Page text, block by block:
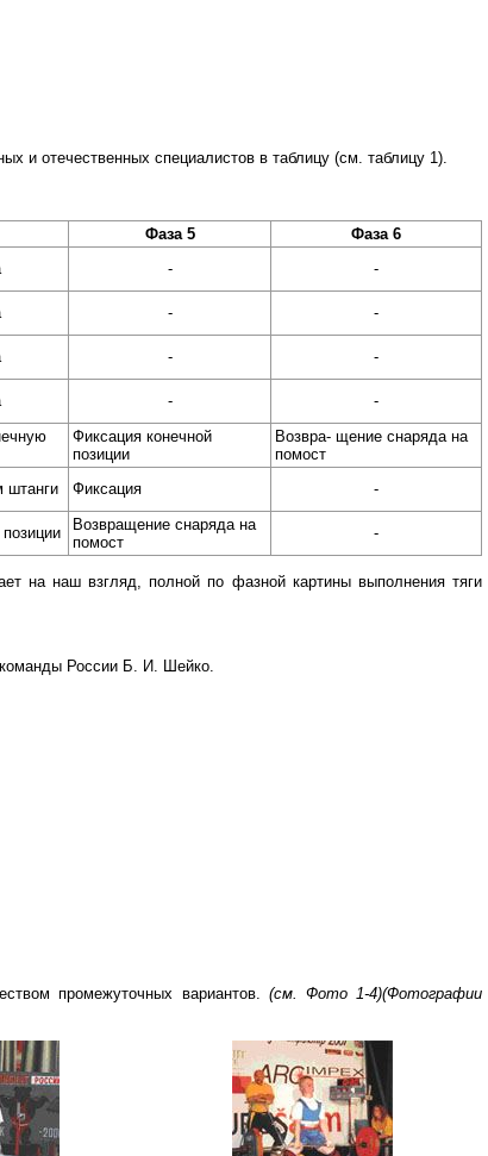
и отечественных специалистов в таблицу (см. таблицу 1).
Фаза 5
Фаза 6
- -
- -
-
-
-
-
Фиксация конечной
позиции
Возвра- щение снаряда на
помост
штанги Фиксация -
Возвращение снаряда на
помост
-
на наш взгляд, полной по фазной картины выполнения тяги
команды России Б. И. Шейко.
промежуточных вариантов. (cм. Фото 1-4)(Фотографии